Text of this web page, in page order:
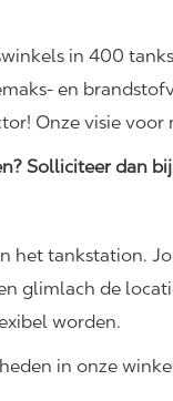
in 400
en
Onze visie voor
Solliciteer dan
het tankstation.
glimlach de
worden.
in onze